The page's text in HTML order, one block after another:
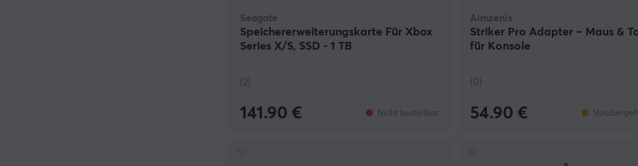
Seagate
Speichererweiterungskarte Für Xbox
Series X/S, SSD - 1 TB
(2)
141.90 € Nicht bestellbar
Aimzenix
Striker Pro Adapter – Maus &
für Konsole
(0)
54.90 €